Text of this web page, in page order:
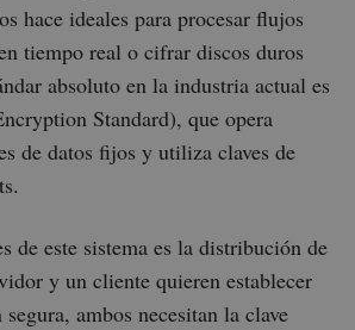
hace ideales para procesar flujos
tiempo real o cifrar discos duros
absoluto en la industria actual es
Standard), que opera
de datos fijos y utiliza claves de
de este sistema es la distribución de
y un cliente quieren establecer
ambos necesitan la clave